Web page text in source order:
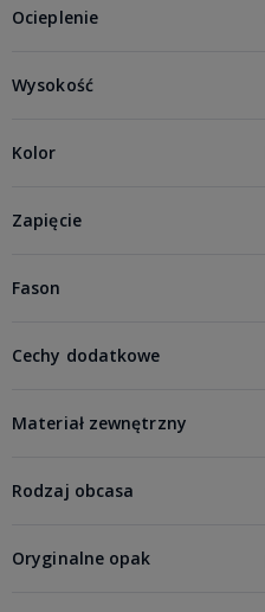
Ocieplenie
Wysokość
Kolor
Zapięcie
Fason
Cechy dodatkowe
Materiał zewnętrzny
Rodzaj obcasa
Oryginalne opak